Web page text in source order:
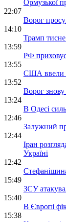
Ормузької
22:07
Ворог
14:10
Трамп тисне
13:59
РФ
13:55
США ввели
13:52
Ворог
13:24
В Одесі
12:46
Залужний
12:44
Іран
Україні
12:42
15:49
ЗСУ
15:40
В Європі
15:38